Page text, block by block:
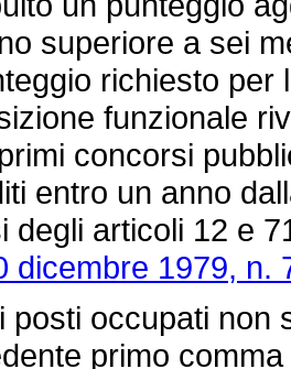
superiore a sei
richiesto
funzionale
concorsi
entro un anno
degli articoli 12 e
dicembre 1979, n.
occupati non
primo